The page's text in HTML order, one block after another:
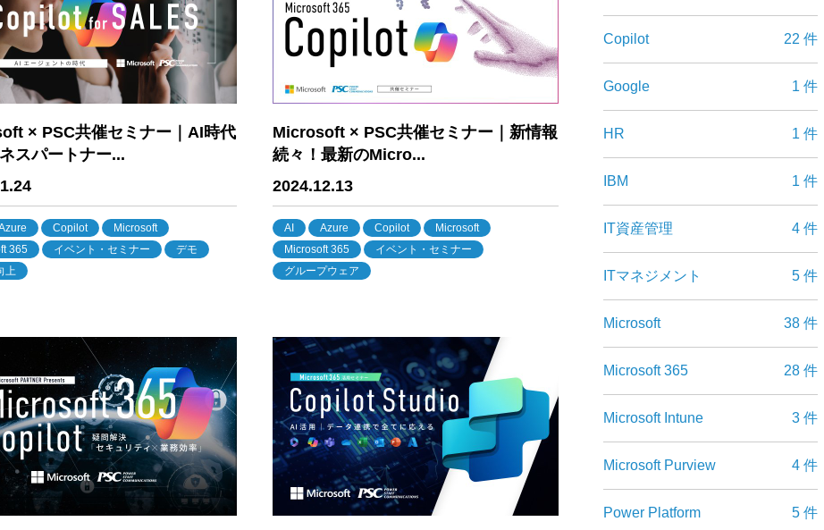
× PSC共催セミナー｜AI時代
スパートナー...
Copilot
Microsoft
365
イベント・セミナー
デモ
上
Microsoft × PSC共催セミナー｜新情報
続々！最新のMicro...
2024.12.13
AI Azure Copilot
Microsoft
Microsoft 365
イベント・セミナー
グループウェア
Copilot 22 件
Google 1 件
HR 1 件
IBM 1 件
IT資産管理 4 件
ITマネジメント 5 件
Microsoft 38 件
Microsoft 365 28 件
Microsoft Intune 3 件
Microsoft Purview 4 件
Power Platform 5 件